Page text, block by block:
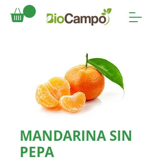
MANDARINA SIN
PEPA